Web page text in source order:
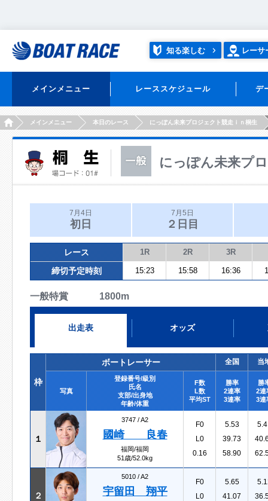
知る楽しむ レーサ
メインメニュー レーススケジュール デ
HOMEメインメニュー 本日のレース にっぽん未来プロジェクト競走ｉｎ桐生
にっぽん未来プ
7月4日
初日
7月5日
２日目
レース 1R 2R 3R
締切予定時刻 15:23 15:58 16:36
一般特賞 1800m
出走表 オッズ
枠
ボートレーサー 全国 当
写真
登録番号/級別
氏名
支部/出身地
年齢/体重
F数
L数
平均ST
勝率
2連率
3連率
勝
2連
3連
１
3747 /A2
國崎 良春
福岡/福岡
51歳/52.0kg
F0
L0
0.16
5.53
39.73
58.90
２
5010 /A2
宇留田 翔平
F0
L0
5.65
41.07